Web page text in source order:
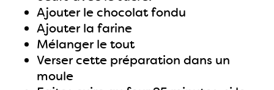
Ajouter le chocolat fondu
Ajouter la farine
Mélanger le tout
Verser cette préparation dans un
moule